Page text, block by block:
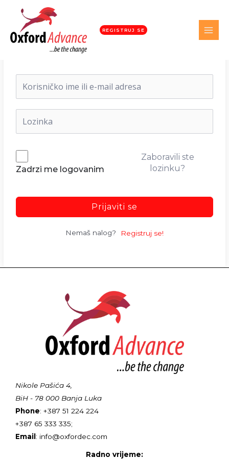
REGISTRUJ SE
Dobrodošli nazad!
Zadrzi me logovanim
Zaboravili ste
lozinku?
Prijaviti se
Nemaš nalog? Registruj se!
Nikole Pašića 4,
BiH - 78 000 Banja Luka
Phone: +387 51 224 224
+387 65 333 335;
Email: info@oxfordec.com
Radno vrijeme: